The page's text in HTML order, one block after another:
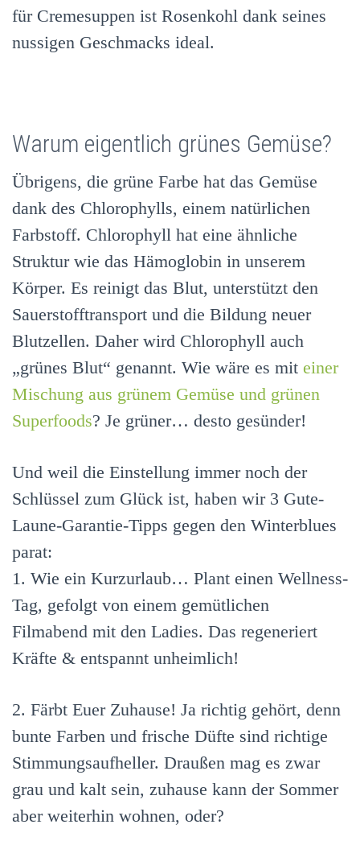
für Cremesuppen ist Rosenkohl dank seines
nussigen Geschmacks ideal.
Warum eigentlich grünes Gemüse?
Übrigens, die grüne Farbe hat das Gemüse
dank des Chlorophylls, einem natürlichen
Farbstoff. Chlorophyll hat eine ähnliche
Struktur wie das Hämoglobin in unserem
Körper. Es reinigt das Blut, unterstützt den
Sauerstofftransport und die Bildung neuer
Blutzellen. Daher wird Chlorophyll auch
„grünes Blut“ genannt. Wie wäre es mit einer
Mischung aus grünem Gemüse und grünen
Superfoods? Je grüner… desto gesünder!
Und weil die Einstellung immer noch der
Schlüssel zum Glück ist, haben wir 3 Gute-
Laune-Garantie-Tipps gegen den Winterblues
parat:
1. Wie ein Kurzurlaub… Plant einen Wellness-
Tag, gefolgt von einem gemütlichen
Filmabend mit den Ladies. Das regeneriert
Kräfte & entspannt unheimlich!
2. Färbt Euer Zuhause! Ja richtig gehört, denn
bunte Farben und frische Düfte sind richtige
Stimmungsaufheller. Draußen mag es zwar
grau und kalt sein, zuhause kann der Sommer
aber weiterhin wohnen, oder?